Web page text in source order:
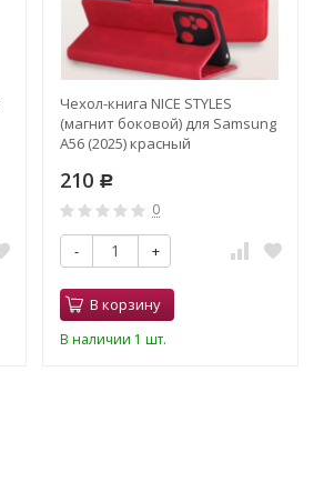
Чехол-книга NICE STYLES
(магнит боковой) для Samsung
A56 (2025) красный
210 Р
0
- +
В корзину
В наличии 1 шт.